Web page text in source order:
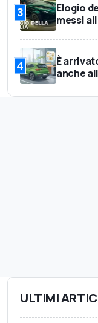
3
Elogio
messi
4
È
anche
ULTIMI